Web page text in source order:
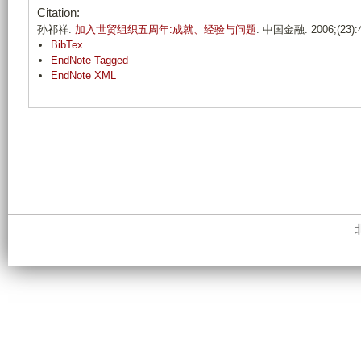
Citation:
孙祁祥. 加入世贸组织五周年:成就、经验与问题. 中国金融.
BibTex
EndNote Tagged
EndNote XML